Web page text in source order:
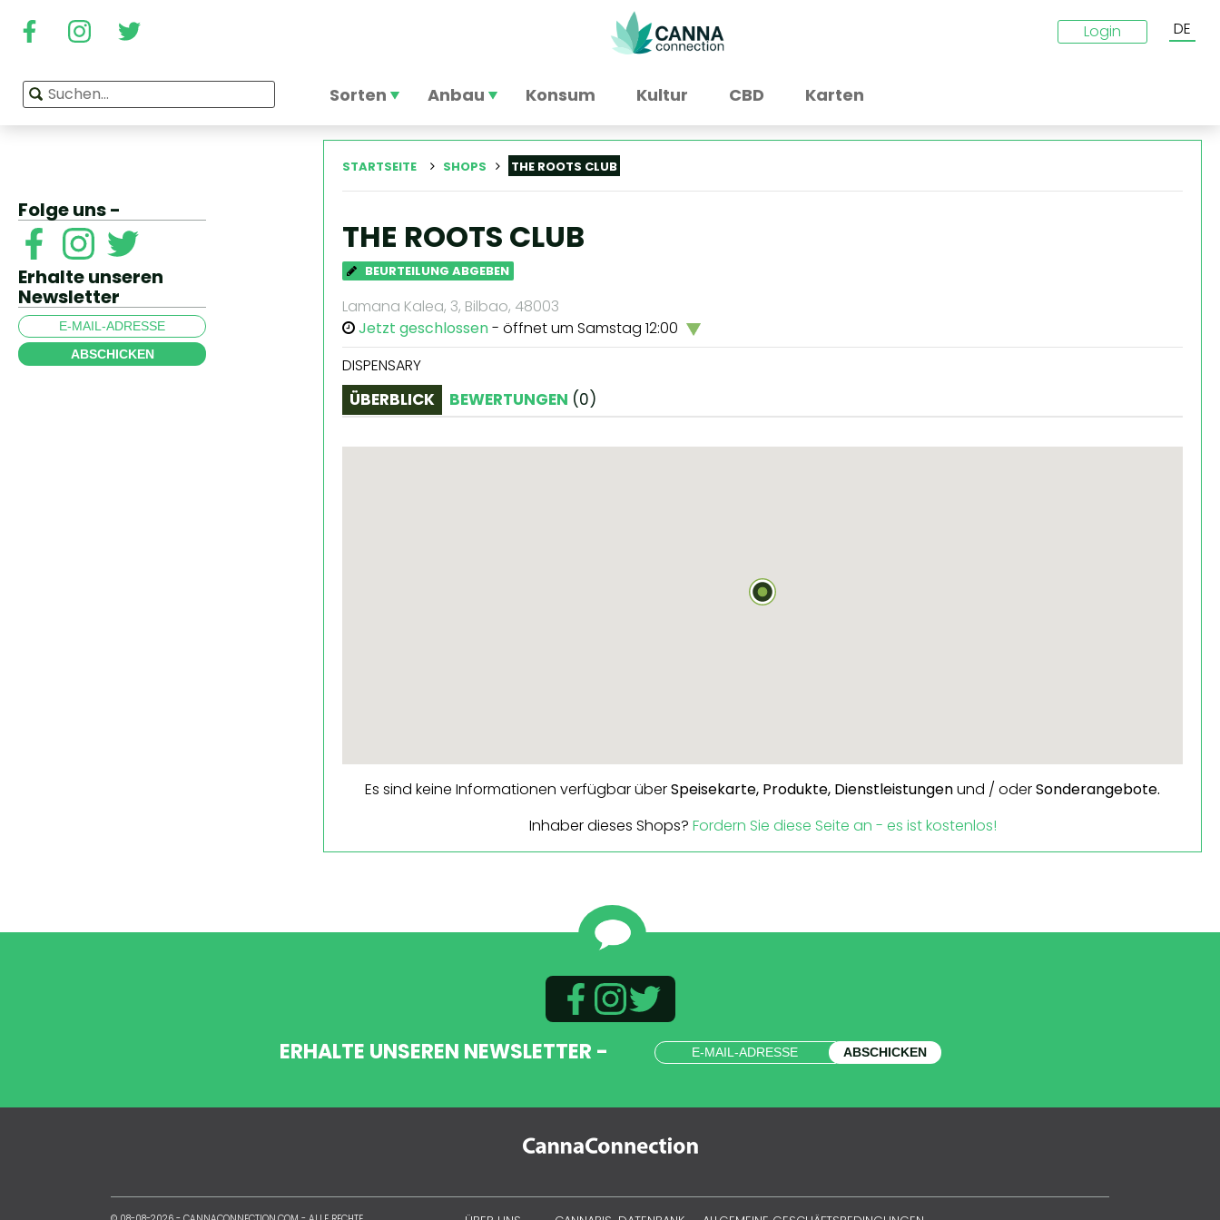
Login DE
Sorten Anbau Konsum Kultur CBD Karten
Folge uns -
Erhalte unseren
Newsletter
ABSCHICKEN
STARTSEITE SHOPS THE ROOTS CLUB
THE ROOTS CLUB
BEURTEILUNG ABGEBEN
Lamana Kalea, 3, Bilbao, 48003
Jetzt geschlossen- öffnet um Samstag 12:00
DISPENSARY
ÜBERBLICK BEWERTUNGEN (0)
Es sind keine Informationen verfügbar überSpeisekarte, Produkte, Dienstleistungenund / oderSonderangebote.
Inhaber dieses Shops? Fordern Sie diese Seite an - es ist kostenlos!
ERHALTE UNSEREN NEWSLETTER - ABSCHICKEN